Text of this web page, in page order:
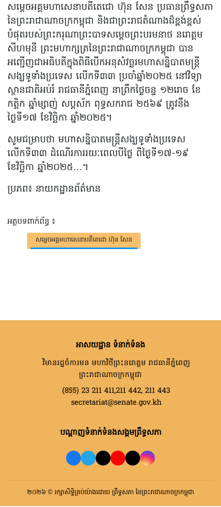
សម្តេចអគ្គមហាសេនាបតីតេជោ ហ៊ុន សែន ប្រធានព្រឹទ្ធសភា
នៃព្រះរាជាណាចក្រកម្ពុជា និងជាព្រះរាជតំណាងដ៏ខ្ពង់ខ្ពស់
បំផុតរបស់ព្រះករុណាព្រះបាទសម្តេចព្រះបរមនាថ នរោត្តម
សីហមុនី ព្រះមហាក្សត្រនៃព្រះរាជាណាចក្រកម្ពុជា បាន
អញ្ជើញជាអធិបតីក្នុងពិធីបើកអនុសំវច្ឆរមហាសន្និបាតមន្ត្រី
សង្ឃទូទាំងប្រទេស លើកទី៣៣ ប្រចាំឆ្នាំ២០២៥ នៅវិទ្យា
ស្ថានជាតិអប់រំ រាជធានីភ្នំពេញ នាព្រឹកថ្ងៃចន្ទ ១២រោច ខែ
កត្តិក ឆ្នាំម្សាញ់ សប្តស័ក ពុទ្ធសករាជ ២៥៦៩ ត្រូវនឹង
ថ្ងៃទី១៧ ខែវិច្ឆិកា ឆ្នាំ២០២៥។
សូមជម្រាបថា មហាសន្និបាតមន្ត្រីសង្ឃទូទាំងប្រទេស
លើកទី៣៣ ដំណើរការរយៈពេលបីថ្ងៃ ពីថ្ងៃទី១៧-១៩
ខែវិច្ឆិកា ឆ្នាំ២០២៥…។
ប្រភព៖ នាយកដ្ឋានព័ត៌មាន
អត្ថបទពាក់ព័ន្ធ ៖
សម្តេចអគ្គមហាសេនាបតីតេជោ ហ៊ុន សែន
អាសយដ្ឋាន ទំនាក់ទំនង
វិមានរដ្ឋចំការមន មហាវិថីព្រះនរោត្តម រាជធានីភ្នំពេញ
ព្រះរាជាណាចក្រកម្ពុជា
(855) 23 211 411,211 442, 211 443
secretariat@senate.gov.kh
បណ្តាញទំនាក់ទំនងសង្គមព្រឹទ្ធសភា
២០២៦ © រក្សាសិទ្ធិគ្រប់យ៉ាងដោយ ព្រឹទ្ធសភា នៃព្រះរាជាណាចក្រកម្ពុជា